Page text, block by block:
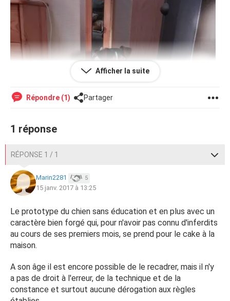
bonjour
separé par manque de temps et vie en
appartement,première semaine d'observation,il s'avère :
probléme dès qu'il est contenu il n'accepte pas et il
Afficher la suite
Répondre (1) Partager
1 réponse
RÉPONSE 1 / 1
Marin2281 5
15 janv. 2017 à 13:25
Le prototype du chien sans éducation et en plus avec un
caractère bien forgé qui, pour n'avoir pas connu d'inferdits
au cours de ses premiers mois, se prend pour le cake à la
maison.
A son âge il est encore possible de le recadrer, mais il n'y
a pas de droit à l'erreur, de la technique et de la
constance et surtout aucune dérogation aux règles